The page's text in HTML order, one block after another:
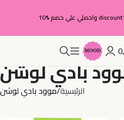
بادي لوشن
الرئيسية موود بادي لوشن